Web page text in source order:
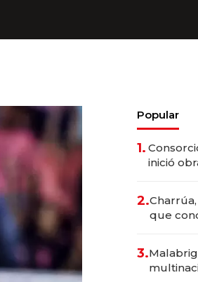
Popular
1.
inició
millones
2.
que
prepara
3.